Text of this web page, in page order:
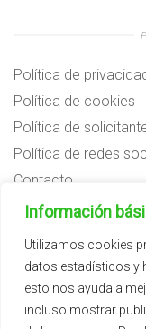
Información
Utilizamos cookies
datos estadísticos y
esto nos ayuda a
incluso mostrar
Política de
Política de cookies
Política de
Política de redes
Contacto
Preguntas
Subvenciones